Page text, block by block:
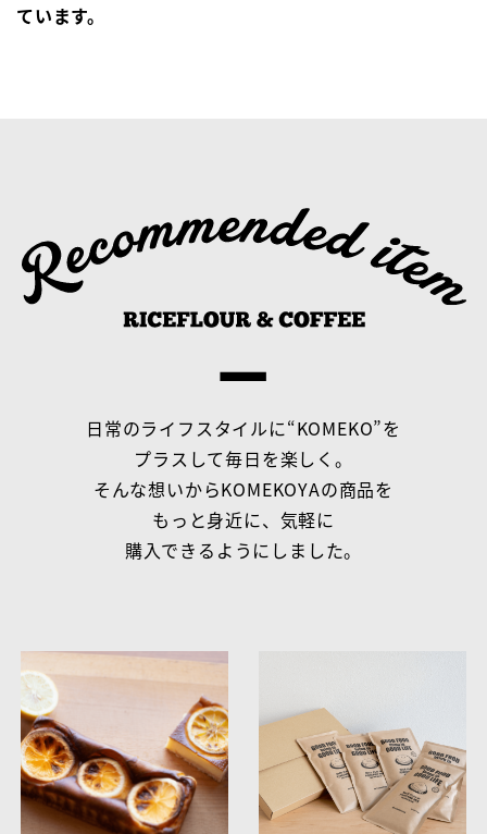
ています。
日常のライフスタイルに“KOMEKO”を
プラスして毎日を楽しく。
そんな想いからKOMEKOYAの商品を
もっと身近に、気軽に
購入できるようにしました。